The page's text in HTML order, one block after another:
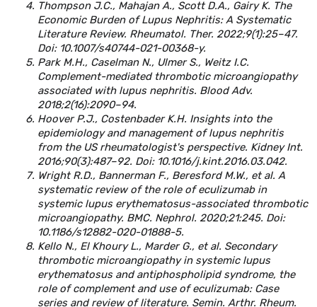
Thompson J.C., Mahajan A., Scott D.A., Gairy K. The
Economic Burden of Lupus Nephritis: A Systematic
Literature Review. Rheumatol. Ther. 2022;9(1):25–47.
Doi: 10.1007/s40744-021-00368-y.
Park M.H., Caselman N., Ulmer S., Weitz I.C.
Complement-mediated thrombotic microangiopathy
associated with lupus nephritis. Blood Adv.
2018;2(16):2090–94.
Hoover P.J., Costenbader K.H. Insights into the
epidemiology and management of lupus nephritis
from the US rheumatologist's perspective. Kidney Int.
2016;90(3):487–92. Doi: 10.1016/j.kint.2016.03.042.
Wright R.D., Bannerman F., Beresford M.W., et al. A
systematic review of the role of eculizumab in
systemic lupus erythematosus-associated thrombotic
microangiopathy. BMC. Nephrol. 2020;21:245. Doi:
10.1186/s12882-020-01888-5.
Kello N., El Khoury L., Marder G., et al. Secondary
thrombotic microangiopathy in systemic lupus
erythematosus and antiphospholipid syndrome, the
role of complement and use of eculizumab: Case
series and review of literature. Semin. Arthr. Rheum.